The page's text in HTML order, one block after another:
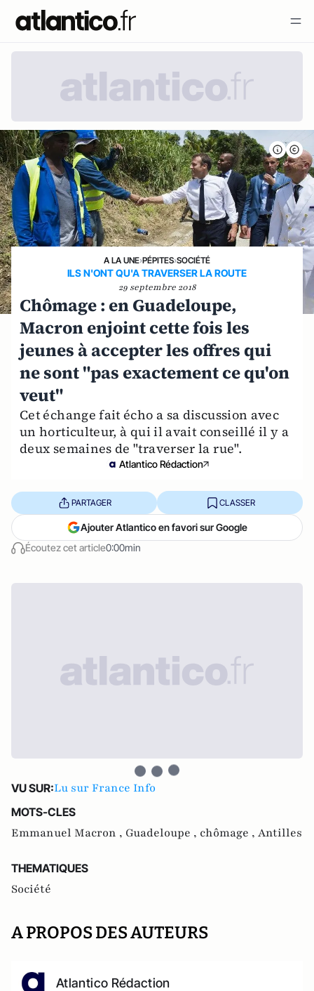
A LA UNE›PÉPITES›SOCIÉTÉ
ILS N'ONT QU'A TRAVERSER LA ROUTE
29 septembre 2018
Chômage : en Guadeloupe,
Macron enjoint cette fois les
jeunes à accepter les offres qui
ne sont "pas exactement ce qu'on
veut"
Cet échange fait écho a sa discussion avec
un horticulteur, à qui il avait conseillé il y a
deux semaines de "traverser la rue".
Atlantico Rédaction
Écoutez cet article0:00min
PARTAGER CLASSER
Ajouter Atlantico en favori sur Google
VU SUR:Lu sur France Info
MOTS-CLES
Emmanuel Macron , Guadeloupe , chômage , Antilles
THEMATIQUES
Société
A PROPOS DES AUTEURS
Atlantico Rédaction